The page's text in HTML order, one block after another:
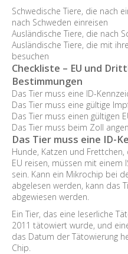
Schwedische Tiere, die nach
nach Schweden einreisen
Ausländische Tiere, die nach
Ausländische Tiere, die mit
besuchen
Checkliste – EU und
Bestimmungen
Das Tier muss eine ID-
Das Tier muss eine gültige
Das Tier muss einen gültigen
Das Tier muss beim Zoll
Das Tier muss eine ID-
Hunde, Katzen und
EU reisen, müssen mit einem
sein. Kann ein Mikrochip bei
abgelesen werden, kann das
abgewiesen werden.
Ein Tier, das eine leserliche
2011 tätowiert wurde, und
das Datum der Tätowierung
Chip.